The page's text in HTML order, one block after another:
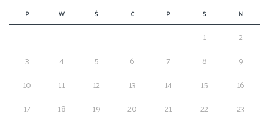
P W Ś C P S N
1
2
3
4 5 6 7 8
9
10
11 12 13 14 15
16
17
18 19 20 21 22
23